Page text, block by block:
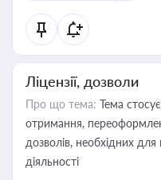
Ліцензії, дозволи
Про що тема: Тема
отримання,
дозволів, необхідних
діяльності